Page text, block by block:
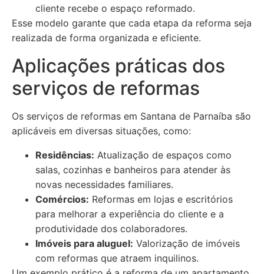
cliente recebe o espaço reformado.
Esse modelo garante que cada etapa da reforma seja
realizada de forma organizada e eficiente.
Aplicações práticas dos
serviços de reformas
Os serviços de reformas em Santana de Parnaíba são
aplicáveis em diversas situações, como:
Residências: Atualização de espaços como
salas, cozinhas e banheiros para atender às
novas necessidades familiares.
Comércios: Reformas em lojas e escritórios
para melhorar a experiência do cliente e a
produtividade dos colaboradores.
Imóveis para aluguel: Valorização de imóveis
com reformas que atraem inquilinos.